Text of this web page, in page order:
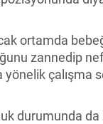
ortamda
zannedip
çalışma
durumunda da